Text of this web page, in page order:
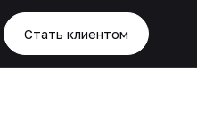
Стать клиентом